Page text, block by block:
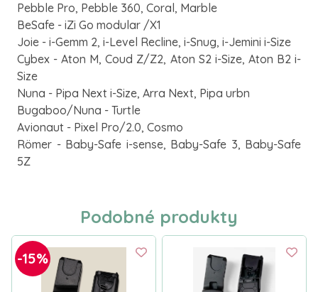
Pebble Pro, Pebble 360, Coral, Marble
BeSafe - iZi Go modular /X1
Joie - i-Gemm 2, i-Level Recline, i-Snug, i-Jemini i-Size
Cybex - Aton M, Coud Z/Z2, Aton S2 i-Size, Aton B2 i-
Size
Nuna - Pipa Next i-Size, Arra Next, Pipa urbn
Bugaboo/Nuna - Turtle
Avionaut - Pixel Pro/2.0, Cosmo
Römer - Baby-Safe i-sense, Baby-Safe 3, Baby-Safe
5Z
Podobné produkty
-15%